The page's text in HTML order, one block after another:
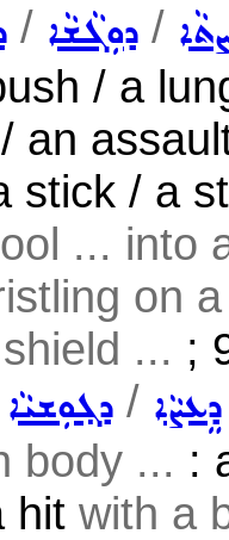
/ ܕܘܼܓܵܫܵܐ /
/ a
/ an
stick / a
... into
on
... ;
ܕܓ݂ܘܼܫܝܵܐ / ܕܸܥܨܵܐ
body ... :
hit with a